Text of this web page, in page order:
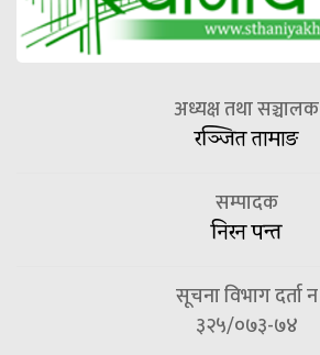
अध्यक्ष तथा सञ्चालक
रञ्जित तामाङ
सम्पादक
निरन पन्त
सूचना विभाग दर्ता न
३२५/०७३-७४